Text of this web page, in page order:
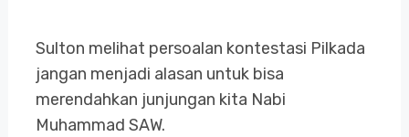
Sulton melihat persoalan kontestasi Pilkada
jangan menjadi alasan untuk bisa
merendahkan junjungan kita Nabi
Muhammad SAW.